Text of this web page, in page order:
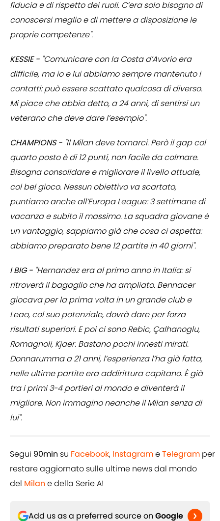
fiducia e di rispetto dei ruoli. C’era solo bisogno di
conoscersi meglio e di mettere a disposizione le
proprie competenze".
KESSIE - "Comunicare con la Costa d’Avorio era
difficile, ma io e lui abbiamo sempre mantenuto i
contatti: può essere scattato qualcosa di diverso.
Mi piace che abbia detto, a 24 anni, di sentirsi un
veterano che deve dare l’esempio".
CHAMPIONS - "Il Milan deve tornarci. Però il gap col
quarto posto è di 12 punti, non facile da colmare.
Bisogna consolidare e migliorare il livello attuale,
col bel gioco. Nessun obiettivo va scartato,
puntiamo anche all’Europa League: 3 settimane di
vacanza e subito il massimo. La squadra giovane è
un vantaggio, sappiamo già che cosa ci aspetta:
abbiamo preparato bene 12 partite in 40 giorni".
I BIG - "Hernandez era al primo anno in Italia: si
ritroverà il bagaglio che ha ampliato. Bennacer
giocava per la prima volta in un grande club e
Leao, col suo potenziale, dovrà dare per forza
risultati superiori. E poi ci sono Rebic, Çalhanoglu,
Romagnoli, Kjaer. Bastano pochi innesti mirati.
Donnarumma a 21 anni, l’esperienza l’ha già fatta,
nelle ultime partite era addirittura capitano. È già
tra i primi 3-4 portieri al mondo e diventerà il
migliore. Non immagino neanche il Milan senza di
lui".
Segui 90min su Facebook, InstagrameTelegram per
restare aggiornato sulle ultime news dal mondo
del Milan e della Serie A!
Add us as a preferred source on Google